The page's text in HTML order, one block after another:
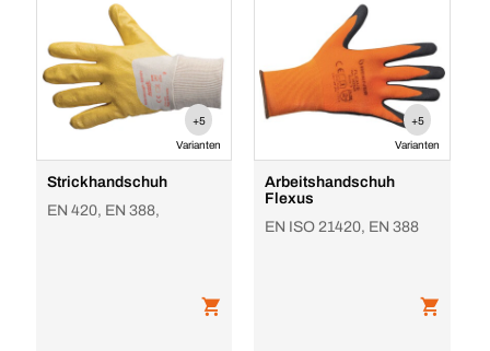
+5
Varianten
Strickhandschuh
EN 420, EN 388,
+5
Varianten
Arbeitshandschuh
Flexus
EN ISO 21420, EN 388